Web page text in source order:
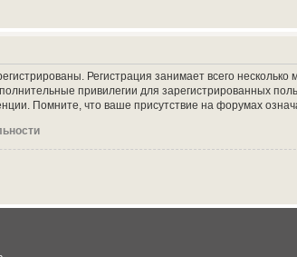
Регистрация занимает всего
привилегии для зарегистрированных
Помните, что ваше присутствие на форумах